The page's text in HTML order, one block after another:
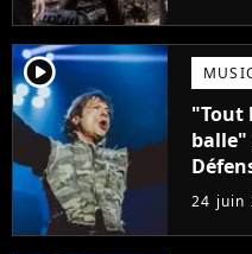
player2
"Tout
balle"
24 juin